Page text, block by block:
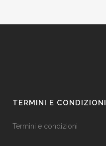
TERMINI E CONDIZIONI
Termini e condizioni